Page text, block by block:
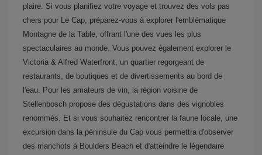
plaire. Si vous planifiez votre voyage et trouvez des vols pas
chers pour Le Cap, préparez-vous à explorer l'emblématique
Montagne de la Table, offrant l'une des vues les plus
spectaculaires au monde. Vous pouvez également explorer le
Victoria & Alfred Waterfront, un quartier regorgeant de
restaurants, de boutiques et de divertissements au bord de
l'eau. Pour les amateurs de vin, la région voisine de
Stellenbosch propose des dégustations dans des vignobles
renommés. Et si vous souhaitez rencontrer la faune locale, une
excursion dans la péninsule du Cap vous permettra d'observer
des manchots à Boulders Beach et d'atteindre le légendaire